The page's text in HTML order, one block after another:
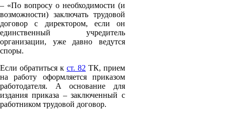
– «По вопросу о необходимости (и
возможности) заключать трудовой
договор с директором, если он
единственный учредитель
организации, уже давно ведутся
споры.
Если обратиться к ст. 82 ТК, прием
на работу оформляется приказом
работодателя. А основание для
издания приказа – заключенный с
работником трудовой договор.